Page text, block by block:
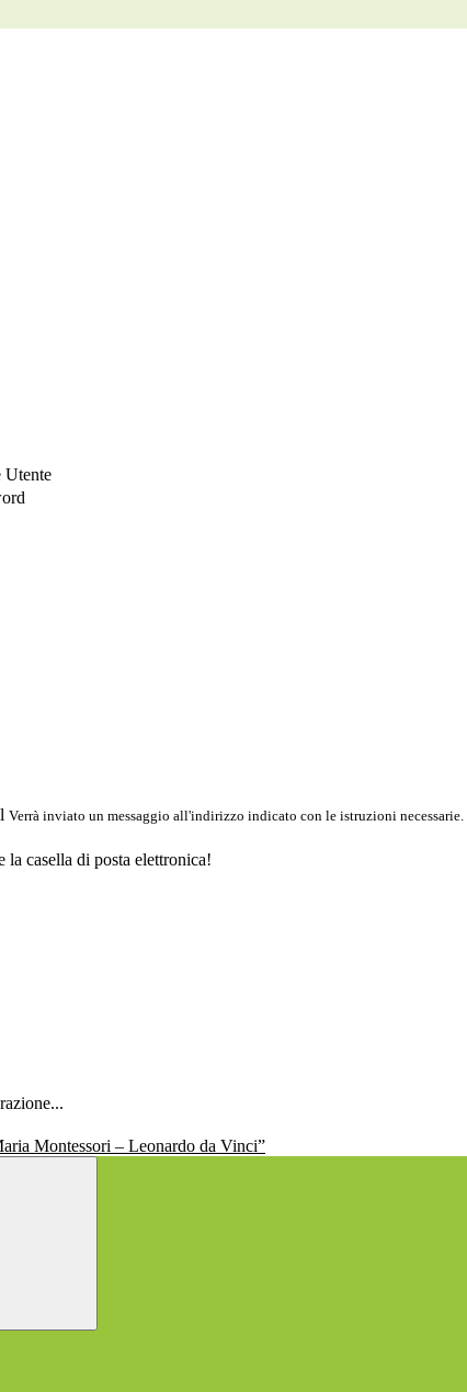
Utente
Verrà inviato un messaggio all'indirizzo indicato con le istruzioni necessarie.
casella di posta elettronica!